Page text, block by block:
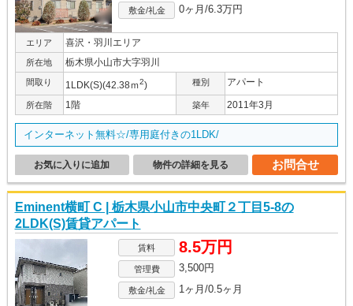
敷金/礼金 0ヶ月/6.3万円
エリア 喜沢・羽川エリア
所在地 栃木県小山市大字羽川
間取り 1LDK(S)(42.38ｍ2) 種別 アパート
所在階 1階 築年 2011年3月
インターネット無料☆/専用庭付きの1LDK/
お問合せ
物件の詳細を見る
お気に入りに追加
Eminent横町 C | 栃木県小山市中央町２丁目5-8の
2LDK(S)賃貸アパート
賃料 8.5万円
管理費 3,500円
敷金/礼金 1ヶ月/0.5ヶ月